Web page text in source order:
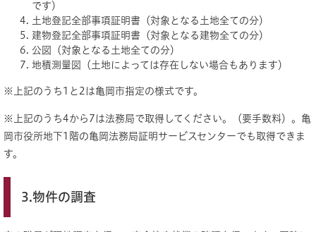
です）
土地登記全部事項証明書（対象となる土地全ての分）
建物登記全部事項証明書（対象となる建物全ての分）
公図（対象となる土地全ての分）
地積測量図（土地によっては存在しない場合もあります）
※上記のうち1と2は亀岡市指定の様式です。
※上記のうち4から7は法務局で取得してください。（要手数料）。亀
岡市役所地下1階の亀岡法務局証明サービスセンターでも取得できま
す。
3.物件の調査